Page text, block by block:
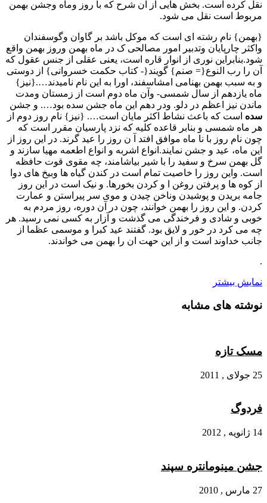
نقل کرده است. بخش هایی از آن شرح که با روز وماه وجشن بهمن
مربوط است نقل می شود.
{بهمن} نام رشته ای است که موکل باشد بر گاوان وگوسفندان
واکثر چارپایان وتدبیر امور مصالحی ک در ماه بهمن وروز بهمن واقع
شود.بنابراین نوری از انوار قاره است، یعنی عقلی از جنس عقول که
آن را رب النوع{= صنم} گویند{- کتاب حکمت خسروانی} از دوستی
و به سبب بهمن بهنامی امشاسفند، اورا به این نام نامیدند….{نیز}
ماه یازدهم از سال شمسی- وآن ماه دوم است از زمستان ومدت
ماندن نیز اعظم در دلو. ودر دهم این ماه جشن سده بود…. و جشن
سده است که باعث نشاط اکثر مایان است…. {نیز} نام روز دوم از
هر ماه شمسی و بنابر قاعده کلیه که نزد پارسیان مقرر است که
چون نام روز با نا ماه موافق افتد آ ن روز را عید گرند. در این روز از
این ماه، عید و جشن نمایند.انواع اشربه و انواع اطعمه مهیا سازند و
گل بهمن سرخ و سفید را با شیر بیاشامند، چه مقوی قوت حافظه
است. واین روز را خاصیت تمام است در کندن گیاه ها وبیخ های دوا
از کوه ها و پرفتن روغن ا و کردن بخورها. و نیک است در این روز
جامه بریدن و پوشیدن وناخن چیدن و موی سر پیراستن و عمارت
کردن. و این روز را بهمن خوانند، چون در آن دوره، روز مردم به
خوبی و شادی و فرخندگی می گذشت و آزار به کسی نمی رسید. هر
چه می کرد در خور و لایق بود. گفتند عید کبرا و موسمی عظما از
جانب خداوند است و از این حهت ان را بهمن می خواندند.
.
نمایش بیشتر
نوشته های مشابه
مسک تازه
25 جولای , 2011
فردوگ
14 ژانویه , 2012
جشن مینومانتره سپند
27 مارس , 2010